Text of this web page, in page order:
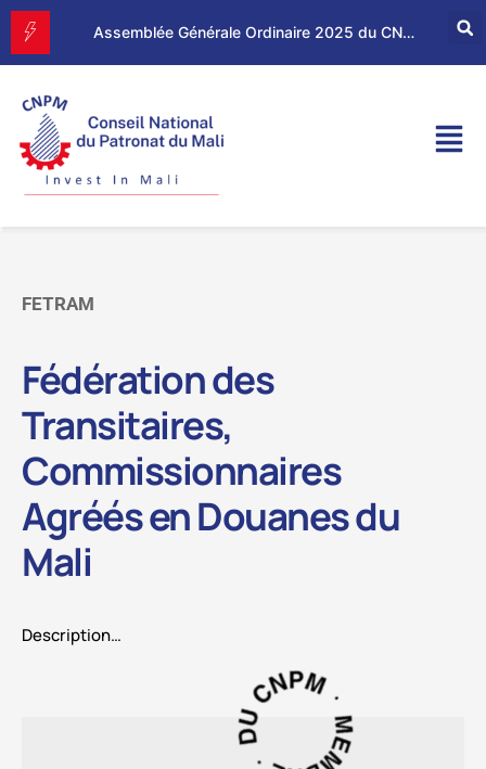
Assemblée Générale Ordinaire 2025 du CNPM
FETRAM
Fédération des
Transitaires,
Commissionnaires
Agréés en Douanes du
Mali
Description…